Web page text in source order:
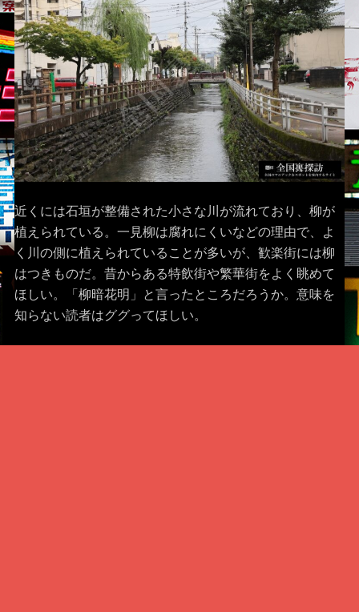
近くには石垣が整備された小さな川が流れており、柳が
植えられている。一見柳は腐れにくいなどの理由で、よ
く川の側に植えられていることが多いが、歓楽街には柳
はつきものだ。昔からある特飲街や繁華街をよく眺めて
ほしい。「柳暗花明」と言ったところだろうか。意味を
知らない読者はググってほしい。